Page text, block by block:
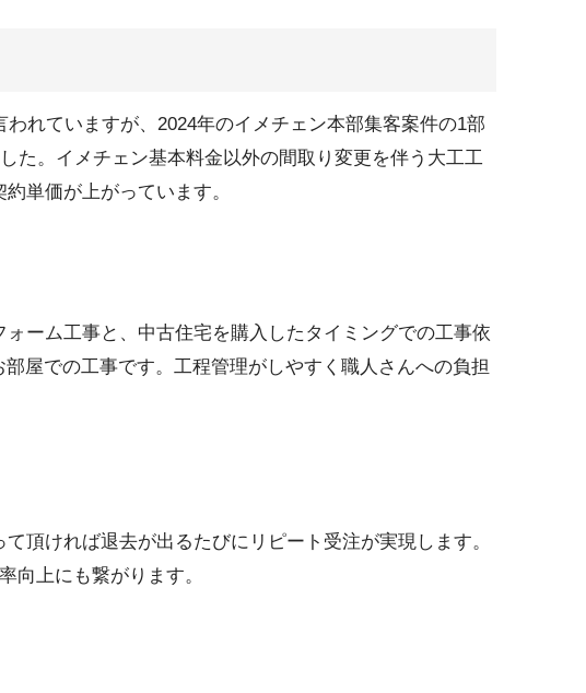
れていますが、2024年のイメチェン本部集客案件の1部
た。イメチェン基本料金以外の間取り変更を伴う大工工
単価が上がっています。
ーム工事と、中古住宅を購入したタイミングでの工事依
屋での工事です。工程管理がしやすく職人さんへの負担
頂ければ退去が出るたびにリピート受注が実現します。
向上にも繋がります。